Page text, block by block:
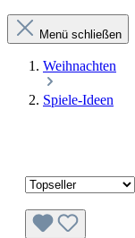
Menü schließen
Weihnachten
Spiele-Ideen